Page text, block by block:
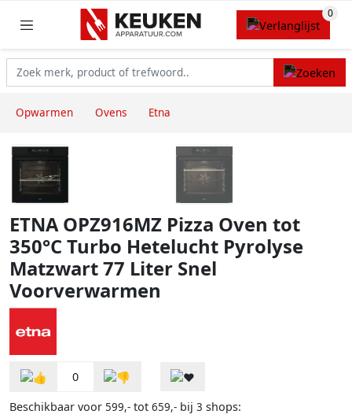
Opwarmen Ovens Etna
ETNA OPZ916MZ Pizza Oven tot
350°C Turbo Hetelucht Pyrolyse
Matzwart 77 Liter Snel
Voorverwarmen
0
Beschikbaar voor 599,- tot 659,- bij 3 shops: